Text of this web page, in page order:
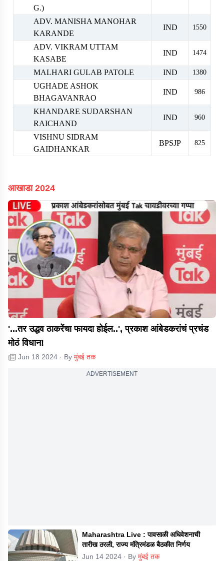
G.)
ADV. MANISHA MANOHAR
KARANDE
IND 1550
ADV. VIKRAM UTTAM
KASABE
IND 1474
MALHARI GULAB PATOLE IND 1380
UGHADE ASHOK
BHAGAVANRAO
IND 986
KHANDARE SUDARSHAN
RAICHAND
IND 960
VISHNU SIDRAM
GAIDHANKAR
BPSJP 825
आखाडा 2024
'...तर उद्धव ठाकरेंचा फायदा होईल..', प्रकाश आंबेडकरांचं प्रचंड
मोठं विधान!
Jun 18 2024 · By मुंबई तक
ADVERTISEMENT
Maharashtra Live : पावसाळी अधिवेशनाची
तारीख ठरली, राज्य मंत्रिमंडळ बैठकीत निर्णय
Jun 14 2024 · By मुंबई तक